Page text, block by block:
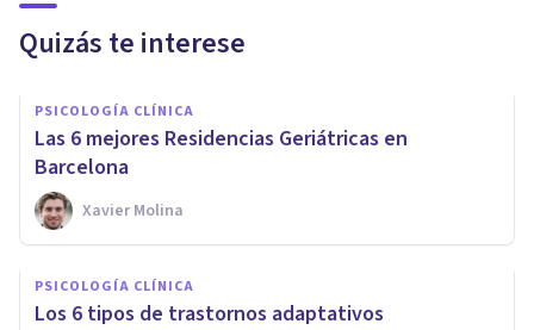
Quizás te interese
PSICOLOGÍA CLÍNICA
Las 6 mejores Residencias Geriátricas en
Barcelona
Xavier Molina
PSICOLOGÍA CLÍNICA
Los 6 tipos de trastornos adaptativos